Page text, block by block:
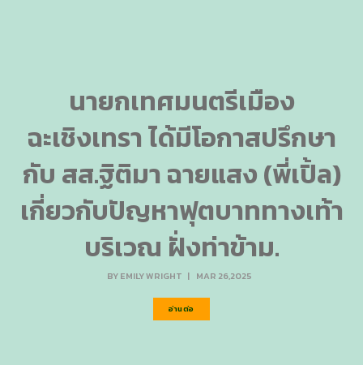
นายกเทศมนตรีเมือง
ฉะเชิงเทรา ได้มีโอกาสปรึกษา
กับ สส.ฐิติมา ฉายแสง (พี่เปิ้ล)
เกี่ยวกับปัญหาฟุตบาททางเท้า
บริเวณ ฝั่งท่าข้าม.
BYEMILY WRIGHT | MAR 26,2025
อ่านต่อ